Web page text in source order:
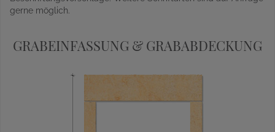
gerne möglich.
GRABEINFASSUNG & GRABABDECKUNG